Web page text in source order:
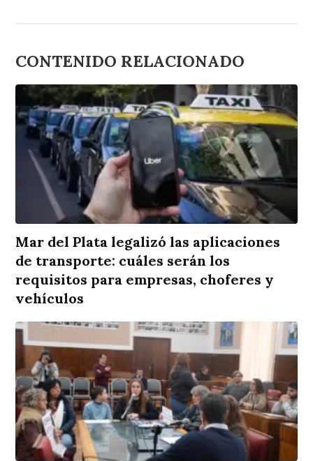
CONTENIDO RELACIONADO
Mar del Plata legalizó las aplicaciones
de transporte: cuáles serán los
requisitos para empresas, choferes y
vehículos